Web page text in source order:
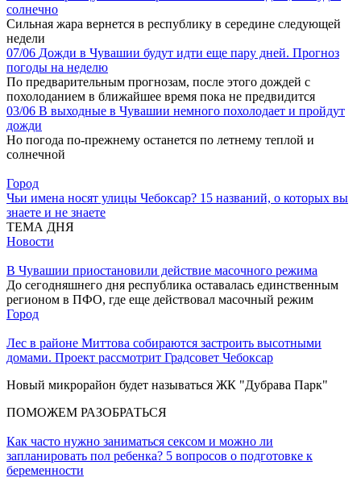
солнечно
Сильная жара вернется в республику в середине следующей
недели
07/06 Дожди в Чувашии будут идти еще пару дней. Прогноз
погоды на неделю
По предварительным прогнозам, после этого дождей с
похолоданием в ближайшее время пока не предвидится
03/06 В выходные в Чувашии немного похолодает и пройдут
дожди
Но погода по-прежнему останется по летнему теплой и
солнечной
Город
Чьи имена носят улицы Чебоксар? 15 названий, о которых вы
знаете и не знаете
ТЕМА ДНЯ
Новости
В Чувашии приостановили действие масочного режима
До сегодняшнего дня республика оставалась единственным
регионом в ПФО, где еще действовал масочный режим
Город
Лес в районе Миттова собираются застроить высотными
домами. Проект рассмотрит Градсовет Чебоксар
Новый микрорайон будет называться ЖК "Дубрава Парк"
ПОМОЖЕМ РАЗОБРАТЬСЯ
Как часто нужно заниматься сексом и можно ли
запланировать пол ребенка? 5 вопросов о подготовке к
беременности